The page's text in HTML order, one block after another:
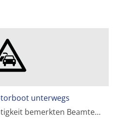
unterwegs
bemerkten Beamte…